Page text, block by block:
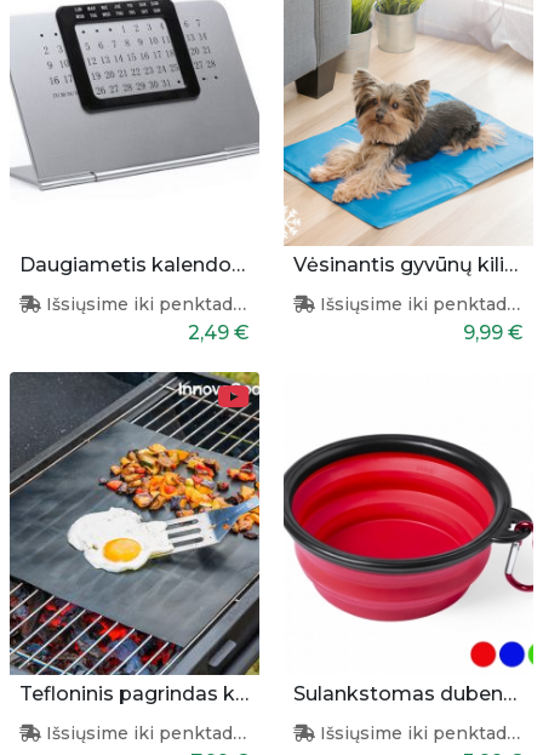
Daugiametis kalendorius
Išsiųsime iki penktadienio
2,49 €
Vėsinantis gyvūnų kilimėlis 40x50cm
Išsiųsime iki penktadienio
9,99 €
Tefloninis pagrindas kepimui
Išsiųsime iki penktadienio
Sulankstomas dubenėlis augintiniams
Išsiųsime iki penktadienio